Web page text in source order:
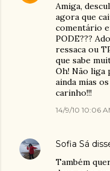
Amiga,
agora que
comentário
PODE???
ressaca ou
que sabe
Oh! Não liga
ainda mias
carinho!!!
14/9/10 10:06
Sofia Sá
Também